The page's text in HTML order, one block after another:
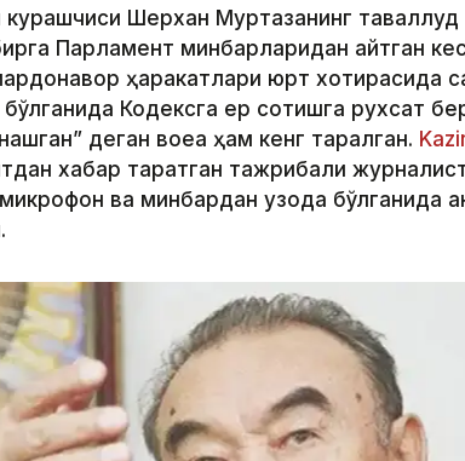
курашчиси Шерхан Муртазанинг таваллуд
Парламент минбарларидан айтган
ҳаракатлари юрт хотирасида
Кодексга ер сотишга рухсат
деган воқеа ҳам кенг тарқалган.
хабар тарқатган тажрибали
ва минбардан узоқда бўлганида